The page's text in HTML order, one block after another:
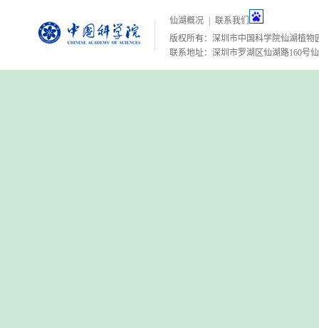
仙湖概况
联系我们
版权所有：深圳市中国科学院仙湖植物
联系地址：深圳市罗湖区仙湖路160号